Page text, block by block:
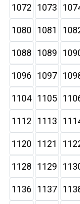
1072 1073
1080 1081
1088 1089
1096 1097
1104 1105
1112 1113
1120 1121
1128 1129
1136 1137